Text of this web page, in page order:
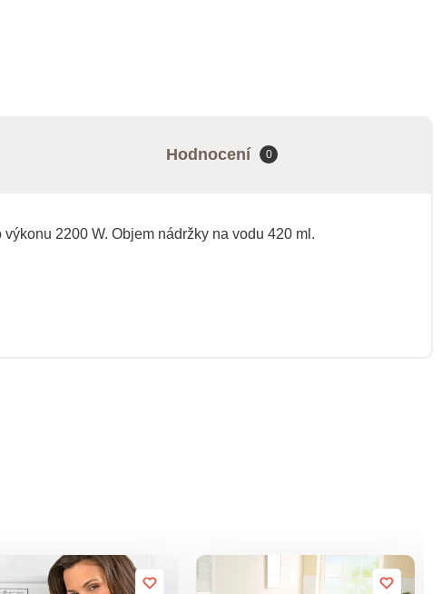
Hodnocení 0
2200 W. Objem nádržky na vodu 420 ml.